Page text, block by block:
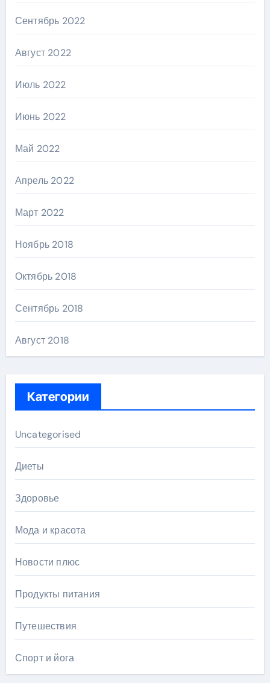
Сентябрь 2022
Август 2022
Июль 2022
Июнь 2022
Май 2022
Апрель 2022
Март 2022
Ноябрь 2018
Октябрь 2018
Сентябрь 2018
Август 2018
Категории
Uncategorised
Диеты
Здоровье
Мода и красота
Новости плюс
Продукты питания
Путешествия
Спорт и йога